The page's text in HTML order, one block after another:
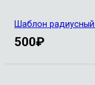
Шаблон
500₽